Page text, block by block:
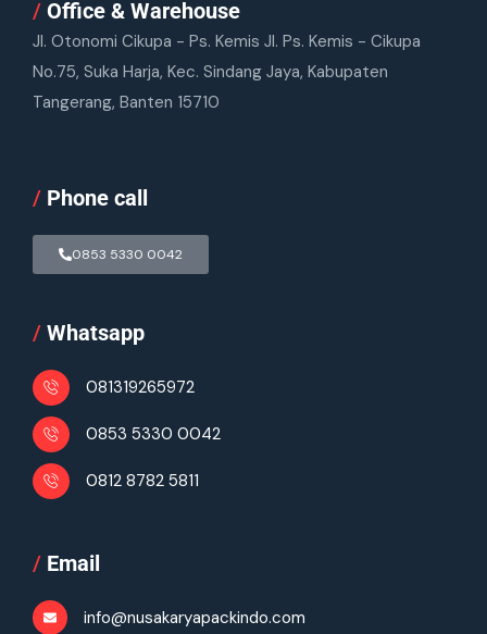
/ Office & Warehouse
Jl. Otonomi Cikupa - Ps. Kemis Jl. Ps. Kemis - Cikupa
No.75, Suka Harja, Kec. Sindang Jaya, Kabupaten
Tangerang, Banten 15710
/ Phone call
0853 5330 0042
/ Whatsapp
081319265972
0853 5330 0042
0812 8782 5811
/ Email
info@nusakaryapackindo.com